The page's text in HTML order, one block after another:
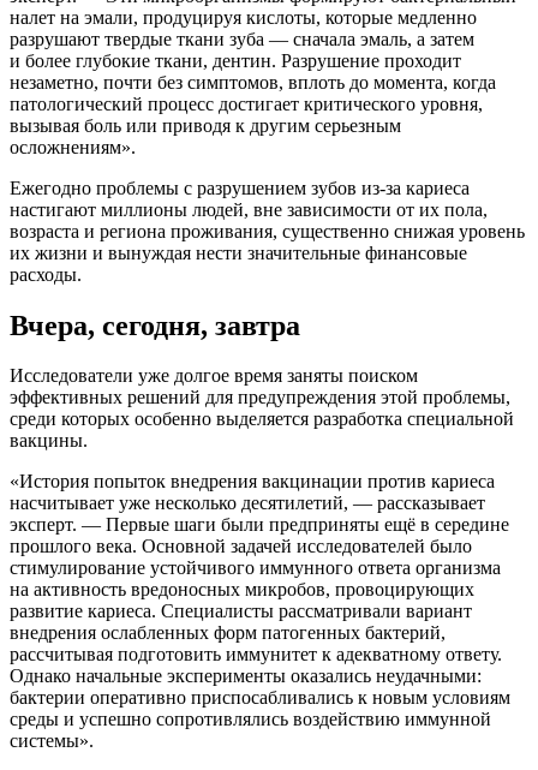
налет на эмали, продуцируя кислоты, которые медленно
разрушают твердые ткани зуба — сначала эмаль, а затем
и более глубокие ткани, дентин. Разрушение проходит
незаметно, почти без симптомов, вплоть до момента, когда
патологический процесс достигает критического уровня,
вызывая боль или приводя к другим серьезным
осложнениям».
Ежегодно проблемы с разрушением зубов из-за кариеса
настигают миллионы людей, вне зависимости от их пола,
возраста и региона проживания, существенно снижая уровень
их жизни и вынуждая нести значительные финансовые
расходы.
Вчера, сегодня, завтра
Исследователи уже долгое время заняты поиском
эффективных решений для предупреждения этой проблемы,
среди которых особенно выделяется разработка специальной
вакцины.
«История попыток внедрения вакцинации против кариеса
насчитывает уже несколько десятилетий, — рассказывает
эксперт. — Первые шаги были предприняты ещё в середине
прошлого века. Основной задачей исследователей было
стимулирование устойчивого иммунного ответа организма
на активность вредоносных микробов, провоцирующих
развитие кариеса. Специалисты рассматривали вариант
внедрения ослабленных форм патогенных бактерий,
рассчитывая подготовить иммунитет к адекватному ответу.
Однако начальные эксперименты оказались неудачными:
бактерии оперативно приспосабливались к новым условиям
среды и успешно сопротивлялись воздействию иммунной
системы».